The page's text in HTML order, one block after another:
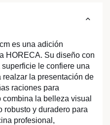
es una adición
HORECA. Su diseño con
le confiere una
la presentación de
raciones para
la belleza visual
robusto y duradero para
profesional,